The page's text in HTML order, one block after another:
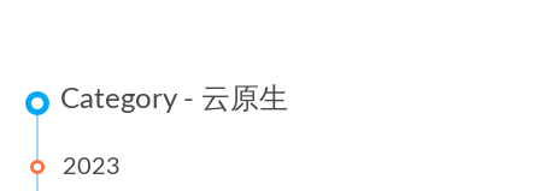
Category - 云原生
2023